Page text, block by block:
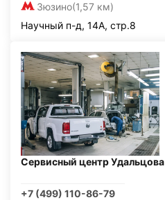
Зюзино(1,57 км)
Научный п-д, 14А, стр.8
Сервисный центр Удальцова
+7 (499) 110-86-79